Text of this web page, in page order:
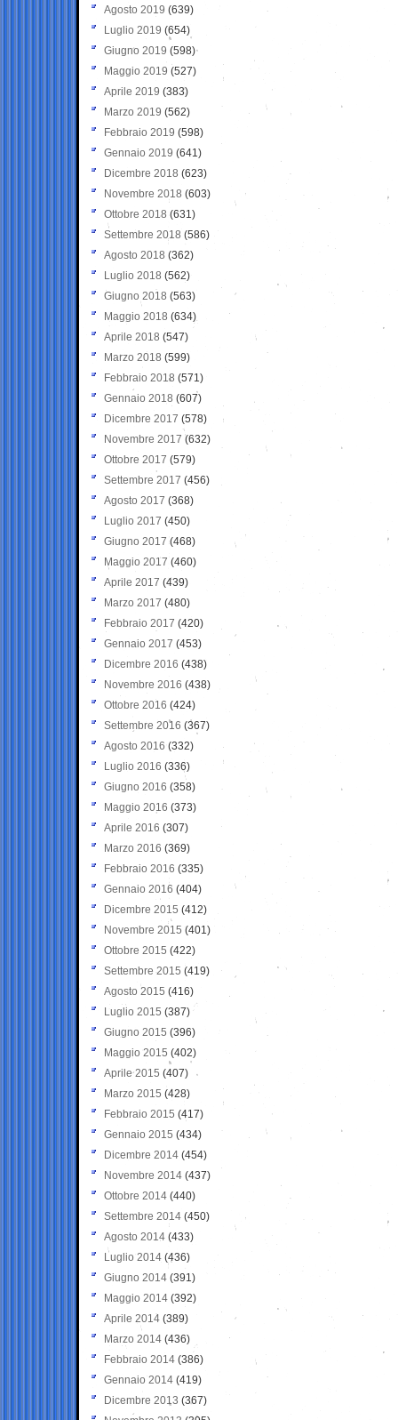
Agosto 2019 (639)
Luglio 2019 (654)
Giugno 2019 (598)
Maggio 2019 (527)
Aprile 2019 (383)
Marzo 2019 (562)
Febbraio 2019 (598)
Gennaio 2019 (641)
Dicembre 2018 (623)
Novembre 2018 (603)
Ottobre 2018 (631)
Settembre 2018 (586)
Agosto 2018 (362)
Luglio 2018 (562)
Giugno 2018 (563)
Maggio 2018 (634)
Aprile 2018 (547)
Marzo 2018 (599)
Febbraio 2018 (571)
Gennaio 2018 (607)
Dicembre 2017 (578)
Novembre 2017 (632)
Ottobre 2017 (579)
Settembre 2017 (456)
Agosto 2017 (368)
Luglio 2017 (450)
Giugno 2017 (468)
Maggio 2017 (460)
Aprile 2017 (439)
Marzo 2017 (480)
Febbraio 2017 (420)
Gennaio 2017 (453)
Dicembre 2016 (438)
Novembre 2016 (438)
Ottobre 2016 (424)
Settembre 2016 (367)
Agosto 2016 (332)
Luglio 2016 (336)
Giugno 2016 (358)
Maggio 2016 (373)
Aprile 2016 (307)
Marzo 2016 (369)
Febbraio 2016 (335)
Gennaio 2016 (404)
Dicembre 2015 (412)
Novembre 2015 (401)
Ottobre 2015 (422)
Settembre 2015 (419)
Agosto 2015 (416)
Luglio 2015 (387)
Giugno 2015 (396)
Maggio 2015 (402)
Aprile 2015 (407)
Marzo 2015 (428)
Febbraio 2015 (417)
Gennaio 2015 (434)
Dicembre 2014 (454)
Novembre 2014 (437)
Ottobre 2014 (440)
Settembre 2014 (450)
Agosto 2014 (433)
Luglio 2014 (436)
Giugno 2014 (391)
Maggio 2014 (392)
Aprile 2014 (389)
Marzo 2014 (436)
Febbraio 2014 (386)
Gennaio 2014 (419)
Dicembre 2013 (367)